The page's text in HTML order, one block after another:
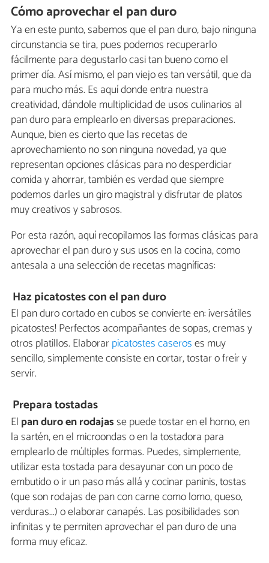
Cómo aprovechar el pan duro
Ya en este punto, sabemos que el pan duro, bajo ninguna
circunstancia se tira, pues podemos recuperarlo
fácilmente para degustarlo casi tan bueno como el
primer día. Así mismo, el pan viejo es tan versátil, que da
para mucho más. Es aquí donde entra nuestra
creatividad, dándole multiplicidad de usos culinarios al
pan duro para emplearlo en diversas preparaciones.
Aunque, bien es cierto que las recetas de
aprovechamiento no son ninguna novedad, ya que
representan opciones clásicas para no desperdiciar
comida y ahorrar, también es verdad que siempre
podemos darles un giro magistral y disfrutar de platos
muy creativos y sabrosos.
Por esta razón, aquí recopilamos las formas clásicas para
aprovechar el pan duro y sus usos en la cocina, como
antesala a una selección de recetas magníficas:
Haz picatostes con el pan duro
El pan duro cortado en cubos se convierte en: ¡versátiles
picatostes! Perfectos acompañantes de sopas, cremas y
otros platillos. Elaborarpicatostes caseroses muy
sencillo, simplemente consiste en cortar, tostar o freír y
servir.
Prepara tostadas
El pan duro en rodajasse puede tostar en el horno, en
la sartén, en el microondas o en la tostadora para
emplearlo de múltiples formas. Puedes, simplemente,
utilizar esta tostada para desayunar con un poco de
embutido o ir un paso más allá y cocinar paninis, tostas
(que son rodajas de pan con carne como lomo, queso,
verduras...) o elaborar canapés. Las posibilidades son
infinitas y te permiten aprovechar el pan duro de una
forma muy eficaz.